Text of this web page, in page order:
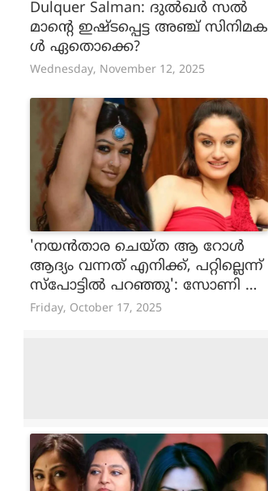
Dulquer Salman: ദുൽഖർ സൽ
മാന്റെ ഇഷ്ടപ്പെട്ട അഞ്ച് സിനിമക
ൾ ഏതൊക്കെ?
Wednesday, November 12, 2025
'നയൻതാര ചെയ്ത ആ റോൾ
ആദ്യം വന്നത് എനിക്ക്, പറ്റില്ലെന്ന്
സ്പോട്ടിൽ പറഞ്ഞു': സോണി അ
ഗർവാൾ
Friday, October 17, 2025